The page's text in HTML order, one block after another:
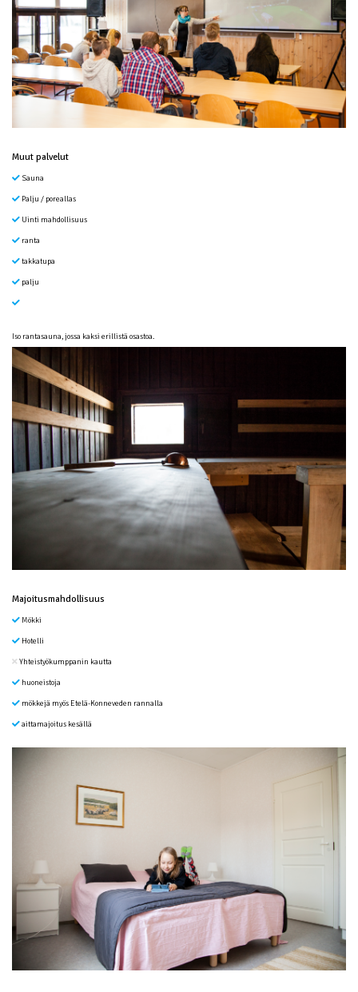
Muut palvelut
Sauna
Palju / poreallas
Uinti mahdollisuus
ranta
takkatupa
palju
Iso rantasauna, jossa kaksi erillistä osastoa.
Majoitusmahdollisuus
Mökki
Hotelli
Yhteistyökumppanin kautta
huoneistoja
mökkejä myös Etelä-Konneveden rannalla
aittamajoitus kesällä